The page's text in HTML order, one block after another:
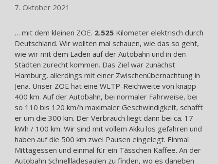
7. Oktober 2021
… mit dem kleinen ZOE. 2.525 Kilometer elektrisch durch
Deutschland. Wir wollten mal schauen, wie das so geht,
wie wir mit dem Laden auf der Autobahn und in den
Städten zurecht kommen. Das Ziel war zunächst
Hamburg, allerdings mit einer Zwischenübernachtung in
Jena. Unser ZOE hat eine WLTP-Reichweite von knapp
400 km. Auf der Autobahn, bei normaler Fahrweise, bei
so 110 bis 120 km/h maximaler Geschwindigkeit, schafft
er um die 300 km. Der Verbrauch liegt dann bei ca. 17
kWh / 100 km. Wir sind mit vollem Akku los gefahren und
haben auf die 500 km zwei Pausen eingelegt. Einmal
Mittagessen und einmal für ein Tässchen Kaffee. An der
Autobahn Schnellladesäulen zu finden, wo es daneben